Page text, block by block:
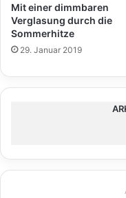
Mit einer dimmbaren
Verglasung durch die
Sommerhitze
29. Januar 2019